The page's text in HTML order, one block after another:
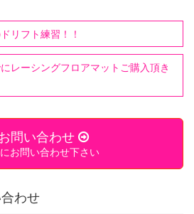
リフト練習！！
レーシングフロアマットご購入頂き
問い合わせ
お問い合わせ下さい
わせ